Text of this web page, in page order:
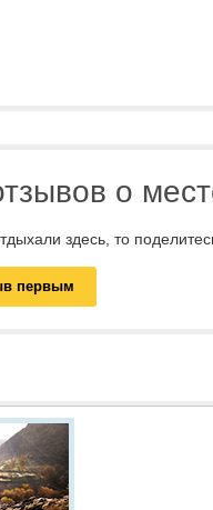
о
здесь, то
первым